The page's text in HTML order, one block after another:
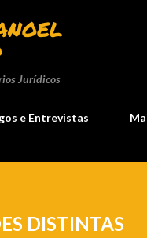
para o conteúdo principal
Jurídicos
e Entrevistas
DISTINTAS